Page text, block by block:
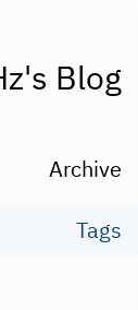
Blog
Archive
Tags